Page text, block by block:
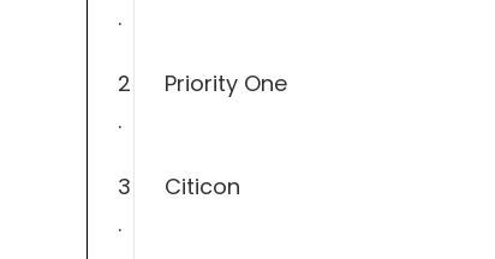
.
2
.
Priority One
3
.
Citicon